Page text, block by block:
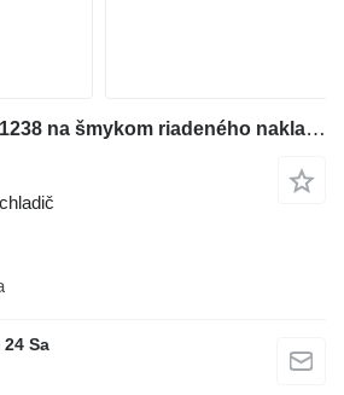
Olejový chladič 6661238 na šmykom riadeného nakladača Bobcat 763
Sa